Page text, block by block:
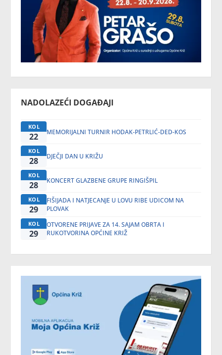
NADOLAZEĆI DOGAĐAJI
KOL
22 MEMORIJALNI TURNIR HODAK-PETRLIĆ-DED-KOS
KOL
28 DJEČJI DAN U KRIŽU
KOL
28 KONCERT GLAZBENE GRUPE RINGIŠPIL
KOL
29
FIŠIJADA I NATJECANJE U LOVU RIBE UDICOM NA
PLOVAK
KOL
29
OTVORENE PRIJAVE ZA 14. SAJAM OBRTA I
RUKOTVORINA OPĆINE KRIŽ